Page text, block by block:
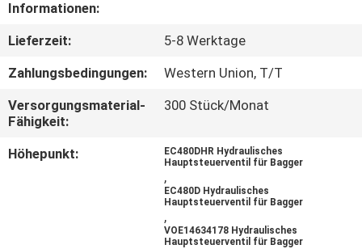
KONTAKT
NACHRICHTEN
ALLE
FÄLLE
Informationen:
Lieferzeit:
5-8 Werktage
Zahlungsbedingungen:
Western Union, T/T
Versorgungsmaterial-
Fähigkeit:
300 Stück/Monat
Höhepunkt:
EC480DHR Hydraulisches
Hauptsteuerventil für Bagger
,
EC480D Hydraulisches
Hauptsteuerventil für Bagger
,
VOE14634178 Hydraulisches
Hauptsteuerventil für Bagger